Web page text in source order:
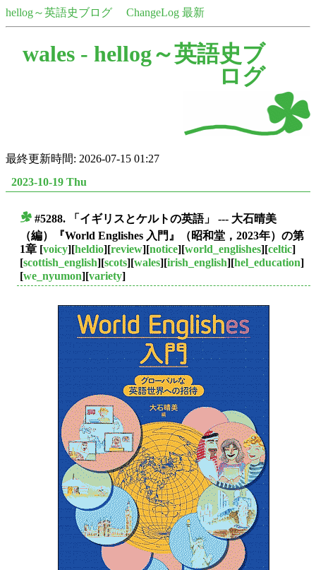
hellog～英語史ブログ ChangeLog 最新
wales - hellog～英語史ブ
ログ
最終更新時間: 2026-07-15 01:27
2023-10-19 Thu
#5288. 「イギリスとケルトの英語」 --- 大石晴美
（編）『World Englishes 入門』（昭和堂，2023年）の第
1章 [voicy][heldio][review][notice][world_englishes][celtic]
[scottish_english][scots][wales][irish_english][hel_education]
[we_nyumon][variety]